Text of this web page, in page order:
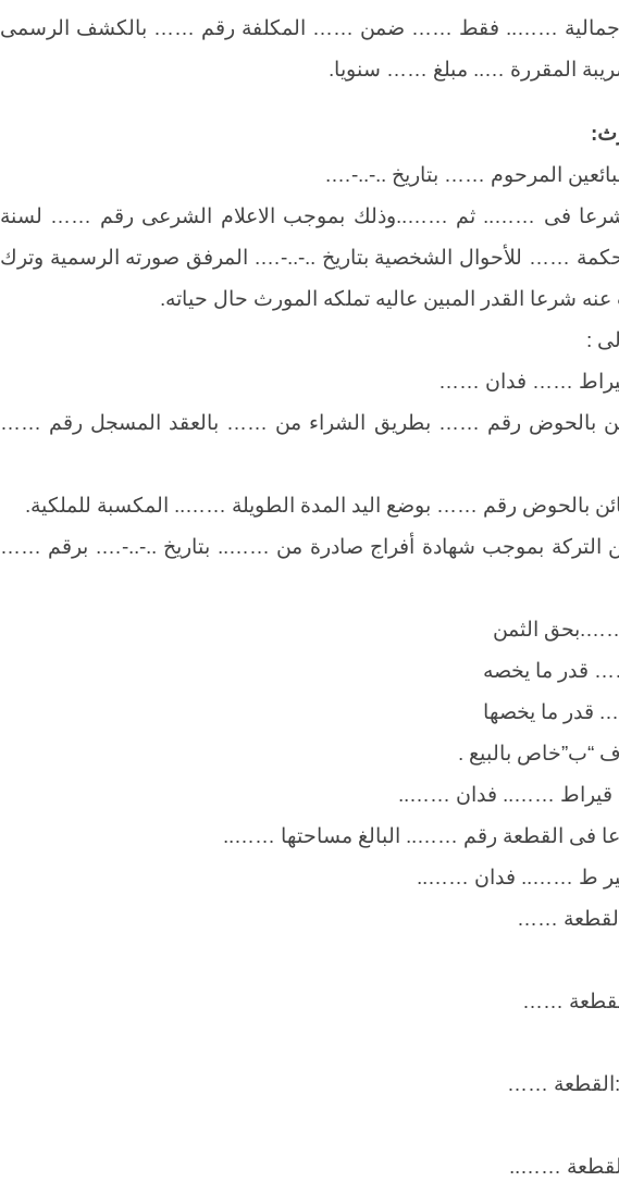
…….. فقط …… ضمن …… المكلفة رقم …… بالكشف الرسمى
المقررة ….. مبلغ …… سنويا.
المرحوم …… بتاريخ ..-..-….
شرعا فى …….. ثم ……..وذلك بموجب الاعلام الشرعى رقم …… لسنة
…… للأحوال الشخصية بتاريخ ..-..-…. المرفق صورته الرسمية وترك
شرعا القدر المبين عاليه تملكه المورث حال حياته.
:
…… فدان ……
بالحوض رقم …… بطريق الشراء من …… بالعقد المسجل رقم ……
بالحوض رقم …… بوضع اليد المدة الطويلة …….. المكسبة للملكية.
التركة بموجب شهادة أفراج صادرة من …….. بتاريخ ..-..-…. برقم ……
الثمن
قدر ما يخصه
ما يخصها
“ب”خاص بالبيع .
فى القطعة رقم …….. البالغ مساحتها ……..
ط …….. فدان ……..
……
……
:القطعة ……
……..